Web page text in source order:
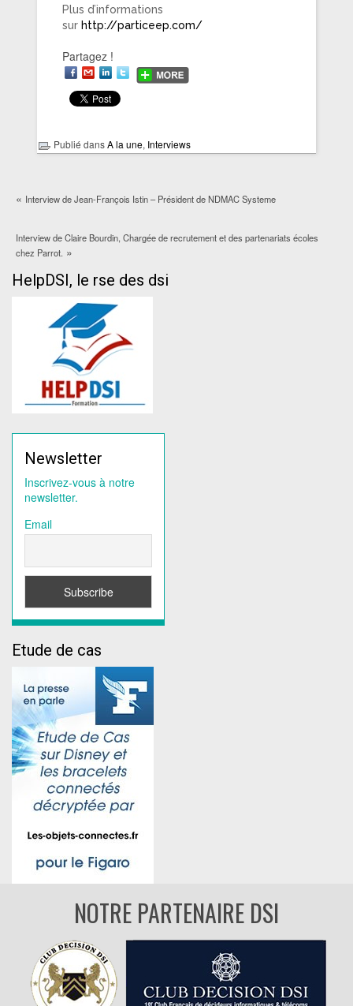
Plus d’informations
sur http://particeep.com/
Partagez !
Publié dansA la une, Interviews
« Interview de Jean-François Istin – Président de NDMAC Systeme
Interview de Claire Bourdin, Chargée de recrutement et des partenariats écoles
chez Parrot. »
HelpDSI, le rse des dsi
Newsletter
Inscrivez-vous à notre
newsletter.
Email
Etude de cas
NOTRE PARTENAIRE DSI